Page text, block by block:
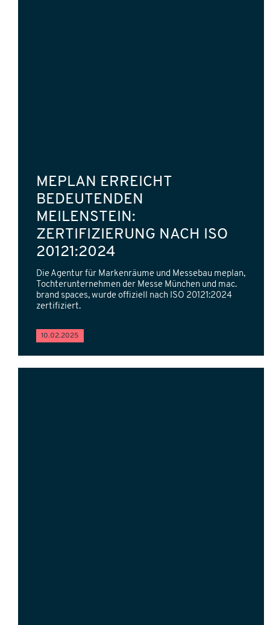
MEPLAN ERREICHT
BEDEUTENDEN
MEILENSTEIN:
ZERTIFIZIERUNG NACH ISO
20121:2024
Die Agentur für Markenräume und Messebau meplan,
Tochterunternehmen der Messe München und mac.
brand spaces, wurde offiziell nach ISO 20121:2024
zertifiziert.
10.02.2025